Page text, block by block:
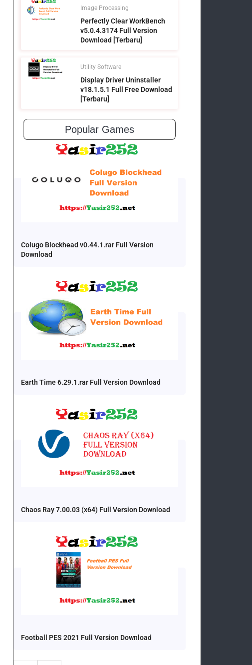
Image Processing
Perfectly Clear WorkBench
v5.0.4.3174 Full Version
Download [Terbaru]
Utility Software
Display Driver Uninstaller
v18.1.5.1 Full Free Download
[Terbaru]
Popular Games
Colugo Blockhead v0.44.1.rar Full Version
Download
Earth Time 6.29.1.rar Full Version Download
Chaos Ray 7.00.03 (x64) Full Version Download
Football PES 2021 Full Version Download